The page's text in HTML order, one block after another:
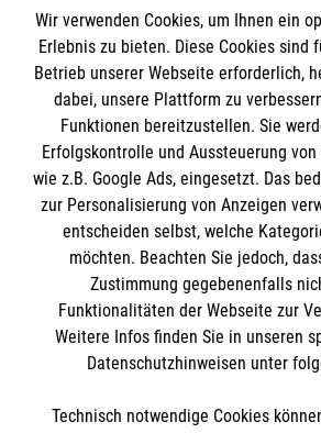
Presse
im Malteser Rettungsdienst und
Einsatzdiensten der Malteser
gmb_mpg@malteser.org
Die Malteser
Malteserorden
Malteser Jugend
Malteser International
Malteser Intern
Sharepoint
Spendenkonto
Empfänger: Malteser Hilfsdienst
IBAN DE92 3706 0120 1201 2091
BIC: GENODED1PA7
So finden Sie uns
Kattowitzer Straße 191
Telefon:05341 8595895
Soziale Netzwerke
Wir verwenden Cookies, um Ihnen ein
Erlebnis zu bieten. Diese Cookies sind
Betrieb unserer Webseite erforderlich,
dabei, unsere Plattform zu
Funktionen bereitzustellen. Sie
Erfolgskontrolle und Aussteuerung von
wie z.B. Google Ads, eingesetzt. Das
zur Personalisierung von Anzeigen
entscheiden selbst, welche
möchten. Beachten Sie jedoch,
Zustimmung gegebenenfalls
Funktionalitäten der Webseite zur
Weitere Infos finden Sie in unseren
Datenschutzhinweisen unter
Technisch notwendige Cookies